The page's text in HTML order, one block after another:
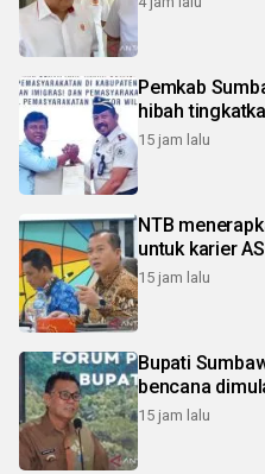
Pemkab
hibah
15 jam lalu
NTB menerapkan sistem manajemen talenta
untuk karier
15 jam lalu
Bupati
bencana
15 jam lalu